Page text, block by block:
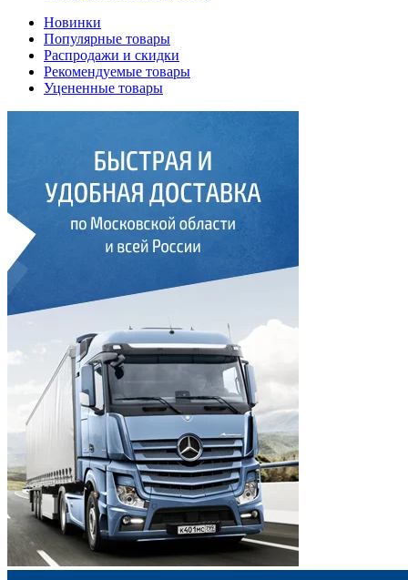
Новинки
Популярные товары
Распродажи и скидки
Рекомендуемые товары
Уцененные товары